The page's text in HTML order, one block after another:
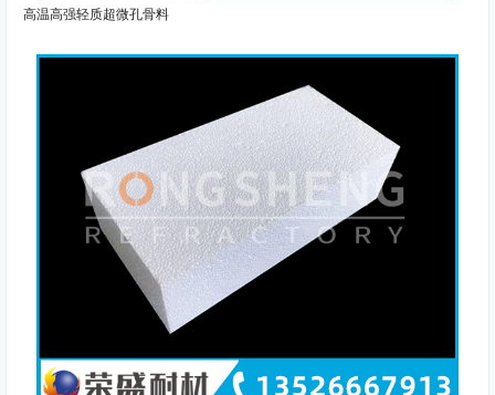
高温高强轻质超微孔骨料